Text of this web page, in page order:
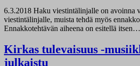
6.3.2018 Haku viestintälinjalle on avoinna
viestintälinjalle, muista tehdä myös
Ennakkotehtävän aiheena on esitellä itsen…
Kirkas tulevaisuus -
julkaistu